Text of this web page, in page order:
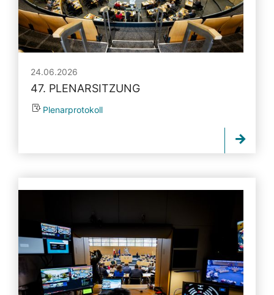
24.06.2026
47. PLENARSITZUNG
Plenarprotokoll